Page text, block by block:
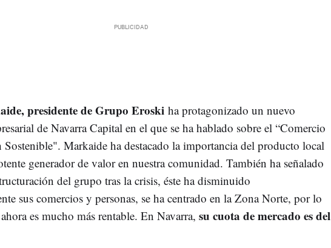
presidente de Grupo Eroski ha protagonizado un nuevo
de Navarra Capital en el que se ha hablado sobre el “Comercio
Markaide ha destacado la importancia del producto local
generador de valor en nuestra comunidad. También ha señalado
del grupo tras la crisis, éste ha disminuido
sus comercios y personas, se ha centrado en la Zona Norte, por lo
es mucho más rentable. En Navarra, su cuota de mercado es del